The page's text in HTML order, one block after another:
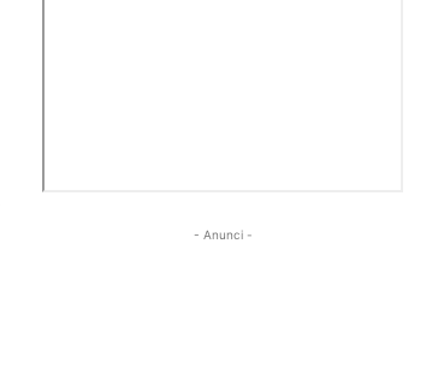
- Anunci -